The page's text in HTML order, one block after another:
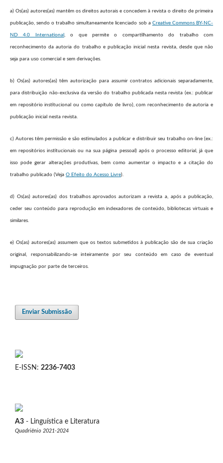
a) Os(as) autores(as) mantêm os direitos autorais e concedem à revista o direito de primeira
publicação, sendo o trabalho simultaneamente licenciado sob a Creative Commons BY-NC-
ND 4.0 International , o que permite o compartilhamento do trabalho com
reconhecimento da autoria do trabalho e publicação inicial nesta revista, desde que não
seja para uso comercial e sem derivações.
b) Os(as) autores(as) têm autorização para assumir contratos adicionais separadamente,
para distribuição não-exclusiva da versão do trabalho publicada nesta revista (ex.: publicar
em repositório institucional ou como capítulo de livro), com reconhecimento de autoria e
publicação inicial nesta revista.
c) Autores têm permissão e são estimulados a publicar e distribuir seu trabalho on-line (ex.:
em repositórios institucionais ou na sua página pessoal) após o processo editorial, já que
isso pode gerar alterações produtivas, bem como aumentar o impacto e a citação do
trabalho publicado (Veja O Efeito do Acesso Livre).
d) Os(as) autores(as) dos trabalhos aprovados autorizam a revista a, após a publicação,
ceder seu conteúdo para reprodução em indexadores de conteúdo, bibliotecas virtuais e
similares.
e) Os(as) autores(as) assumem que os textos submetidos à publicação são de sua criação
original, responsabilizando-se inteiramente por seu conteúdo em caso de eventual
impugnação por parte de terceiros.
Enviar Submissão
E-ISSN: 2236-7403
A3 - Linguística e Literatura
Quadriênio 2021-2024